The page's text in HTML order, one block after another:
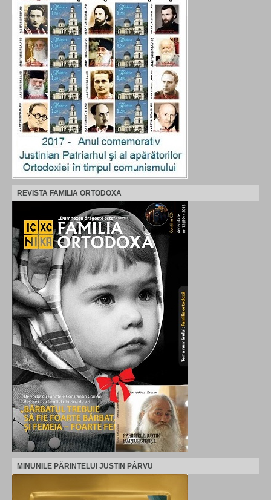
REVISTA FAMILIA ORTODOXA
MINUNILE PĂRINTELUI JUSTIN PÂRVU